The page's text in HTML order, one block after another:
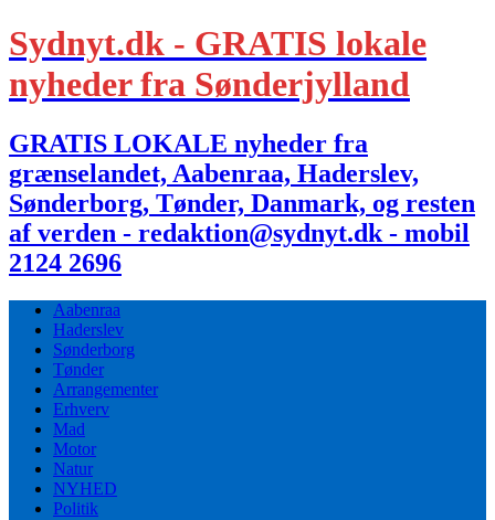
Sydnyt.dk - GRATIS lokale
nyheder fra Sønderjylland
GRATIS LOKALE nyheder fra
grænselandet, Aabenraa, Haderslev,
Sønderborg, Tønder, Danmark, og resten
af verden - redaktion@sydnyt.dk - mobil
2124 2696
Aabenraa
Haderslev
Sønderborg
Tønder
Arrangementer
Erhverv
Mad
Motor
Natur
NYHED
Politik